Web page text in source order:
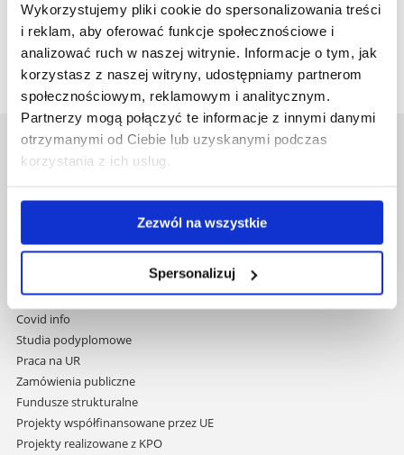
Wykorzystujemy pliki cookie do spersonalizowania treści
i reklam, aby oferować funkcje społecznościowe i
analizować ruch w naszej witrynie. Informacje o tym, jak
korzystasz z naszej witryny, udostępniamy partnerom
społecznościowym, reklamowym i analitycznym.
Partnerzy mogą połączyć te informacje z innymi danymi
otrzymanymi od Ciebie lub uzyskanymi podczas
korzystania z ich usług.
Zezwól na wszystkie
Spersonalizuj
zobacz więcej
Uniwersytet Rzeszowski
nawigację
przejdź
do
treści
Mapa serwisu
Wydawnictwo
Covid info
Studia podyplomowe
Praca na UR
Zamówienia publiczne
Fundusze strukturalne
Projekty współfinansowane przez UE
Projekty realizowane z KPO